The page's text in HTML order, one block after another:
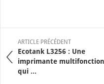
ARTICLE PRÉCÉDENT
Ecotank L3256 : Une
imprimante multifonction
qui ...